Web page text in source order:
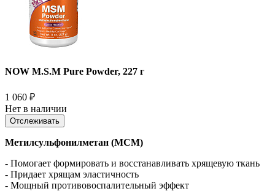
NOW M.S.M Pure Powder, 227 г
1 060 ₽
Нет в наличии
Отслеживать
Метилсульфонилметан (МСМ)
- Помогает формировать и восстанавливать хрящевую ткань
- Придает хрящам эластичность
- Мощный противовоспалительный эффект